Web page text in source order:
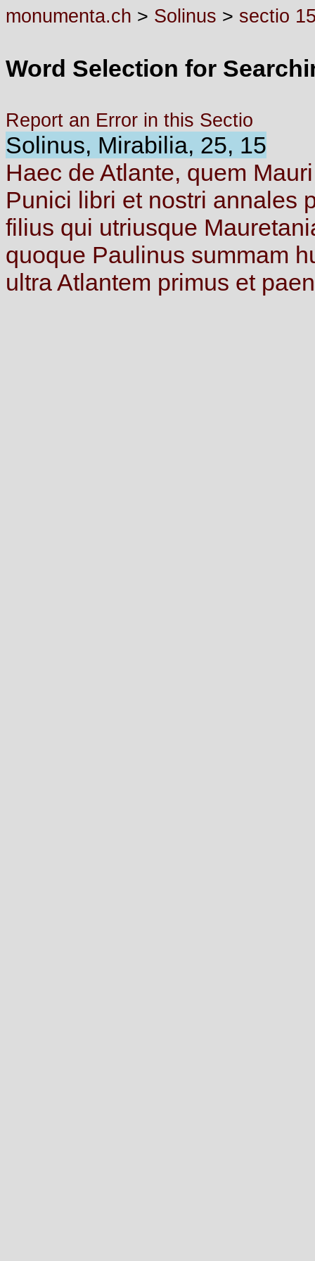
monumenta.ch > Solinus > sectio
Word Selection for
Report an Error in this Sectio
Solinus, Mirabilia, 25, 15
Haec de Atlante, quem
Punici libri et nostri annales
filius qui utriusque
quoque Paulinus summam
ultraAtlantem primus et